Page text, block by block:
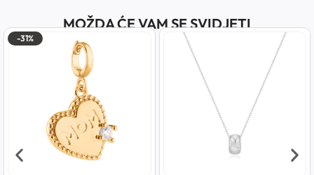
MOŽDA ĆE VAM SE SVIDJETI
-31%